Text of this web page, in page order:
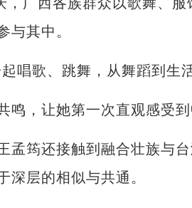
与其中。
歌、跳舞，从舞蹈到生
，让她第一次直观感受到
筠还接触到融合壮族与台
深层的相似与共通。